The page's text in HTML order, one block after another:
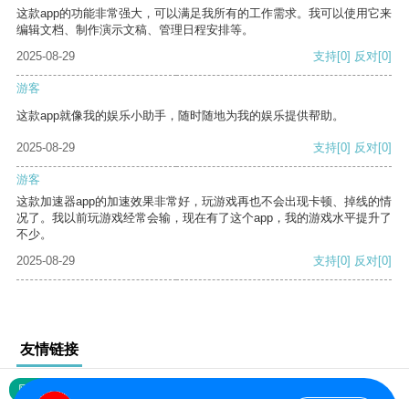
这款app的功能非常强大，可以满足我所有的工作需求。我可以使用它来
编辑文档、制作演示文稿、管理日程安排等。
2025-08-29
支持[0] 反对[0]
游客
这款app就像我的娱乐小助手，随时随地为我的娱乐提供帮助。
2025-08-29 支持[0] 反对[0]
游客
这款加速器app的加速效果非常好，玩游戏再也不会出现卡顿、掉线的情
况了。我以前玩游戏经常会输，现在有了这个app，我的游戏水平提升了
不少。
2025-08-29
支持[0] 反对[0]
友情链接
网站地图